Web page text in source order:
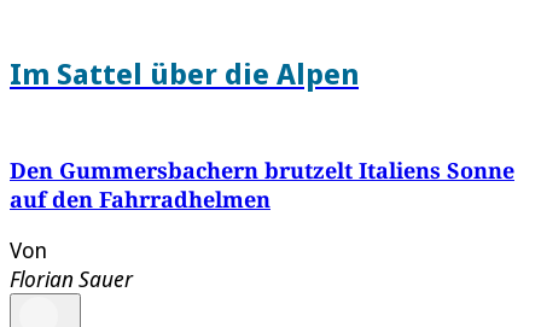
Im Sattel über die Alpen
Den Gummersbachern brutzelt Italiens Sonne
auf den Fahrradhelmen
Von
Florian Sauer